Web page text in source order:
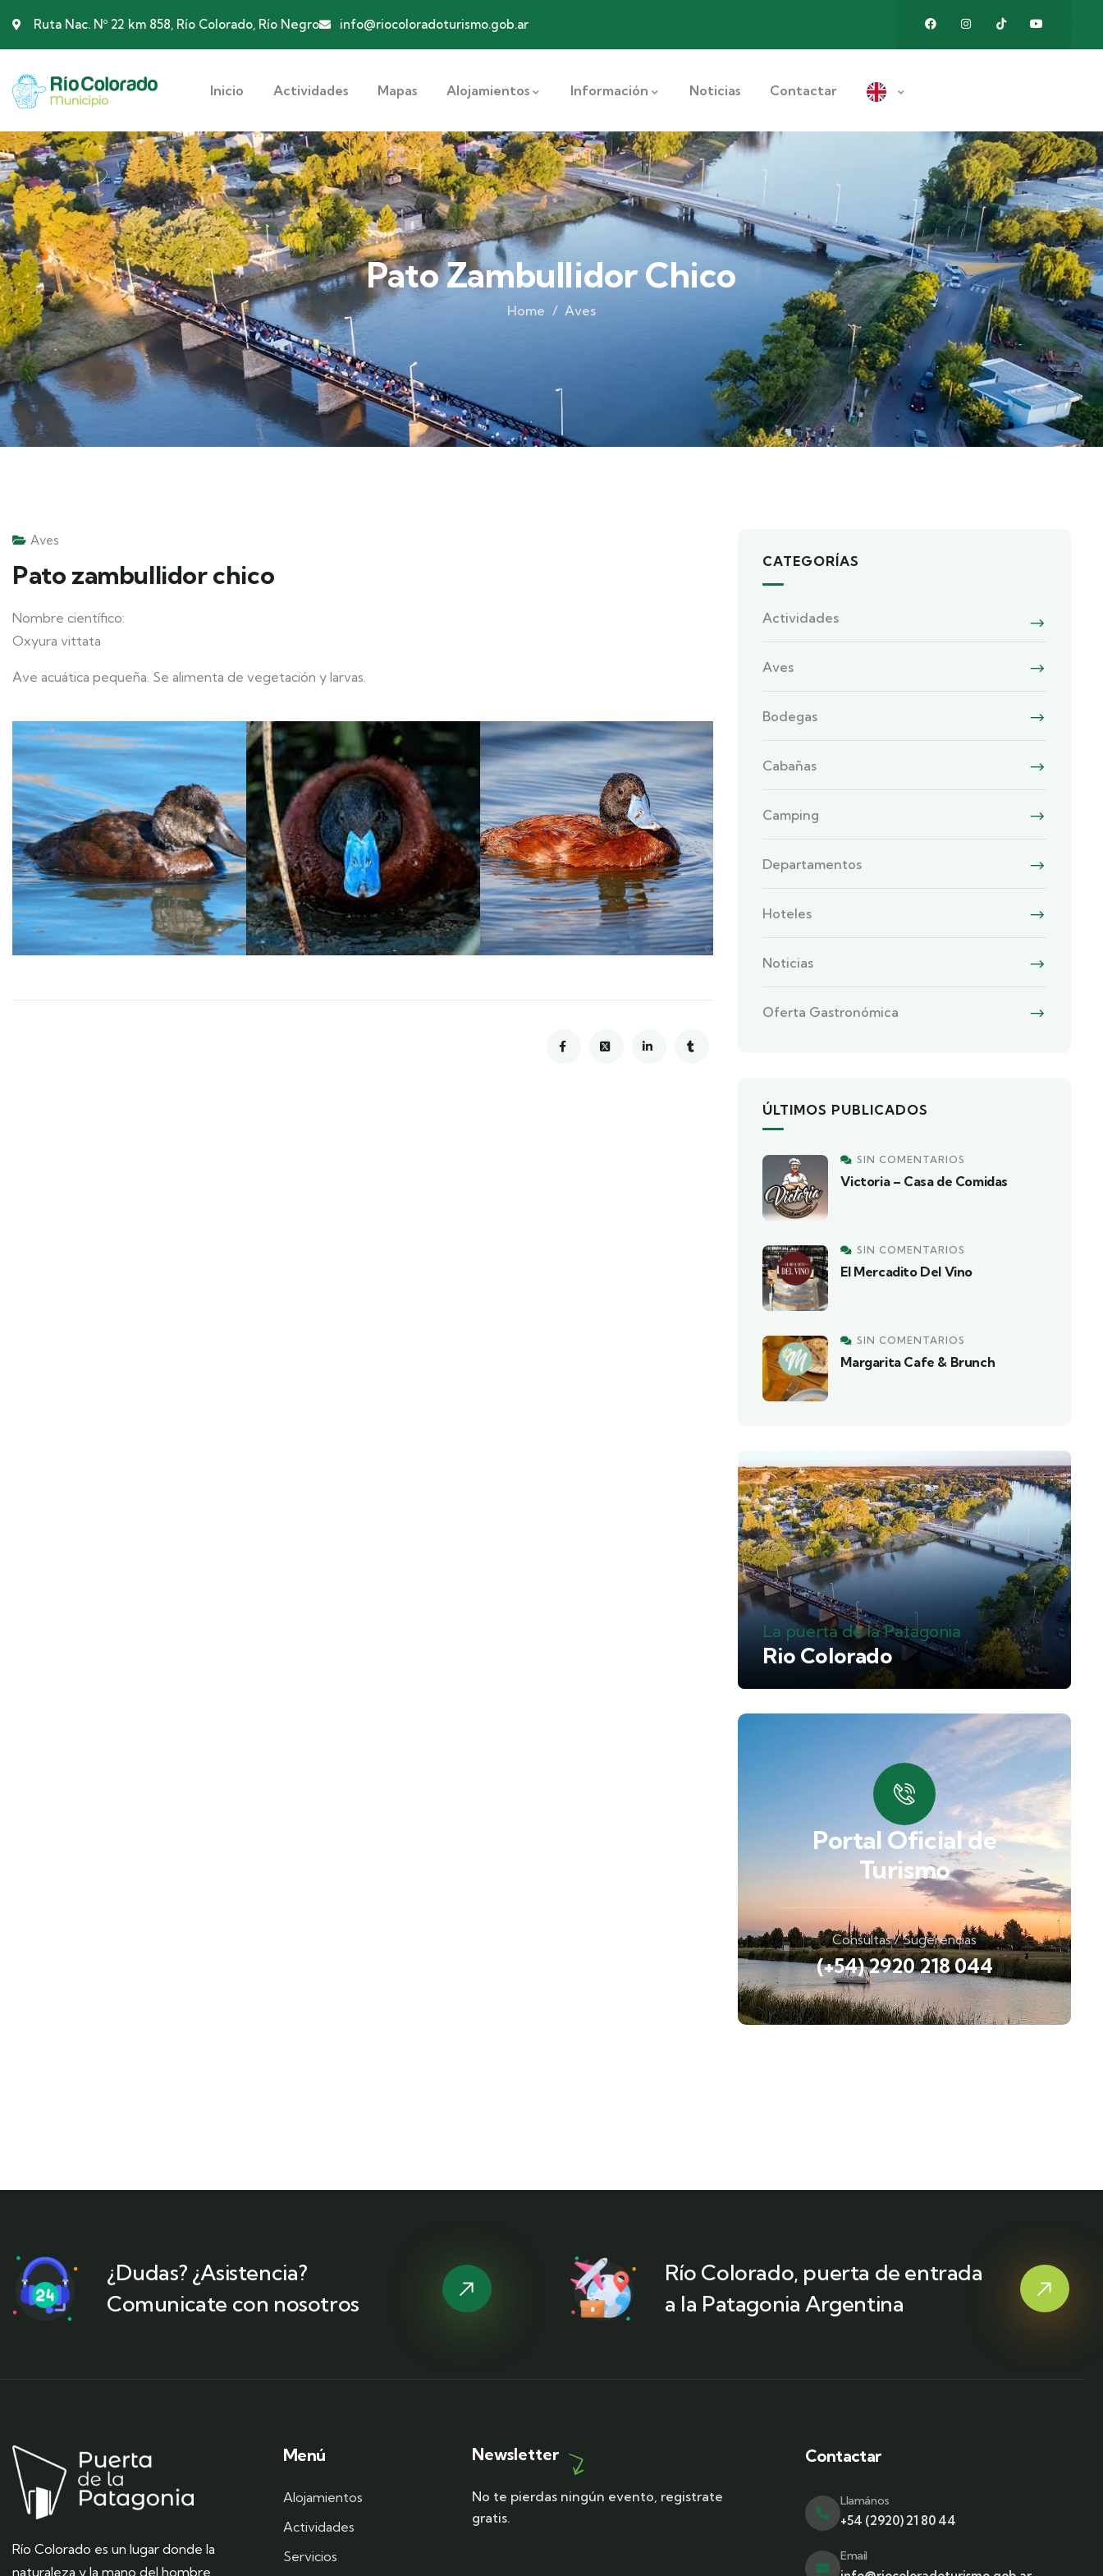
Ruta Nac. Nº 22 km 858, Río Colorado, Río Negro info@riocoloradoturismo.gob.ar
Inicio Actividades Mapas Alojamientos Información Noticias Contactar
Pato Zambullidor Chico
Home Aves
Aves
Pato zambullidor chico
Nombre científico:
Oxyura vittata
Ave acuática pequeña. Se alimenta de vegetación y larvas.
CATEGORÍAS
Actividades
Aves
Bodegas
Cabañas
Camping
Departamentos
Hoteles
Noticias
Oferta Gastronómica
ÚLTIMOS PUBLICADOS
SIN COMENTARIOS
Victoria – Casa de Comidas
SIN COMENTARIOS
El Mercadito Del Vino
SIN COMENTARIOS
Margarita Cafe & Brunch
La puerta de la Patagonia
Rio Colorado
Portal Oficial de
Turismo
Consultas / Sugerencias
(+54) 2920 218 044
¿Dudas? ¿Asistencia?
Comunicate con nosotros
Río Colorado, puerta de entrada
a la Patagonia Argentina
Río Colorado es un lugar donde la
naturaleza y la mano del hombre
Menú
Alojamientos
Actividades
Servicios
Newsletter
No te pierdas ningún evento, registrate
gratis.
Contactar
Llamános
+54 (2920) 21 80 44
Email